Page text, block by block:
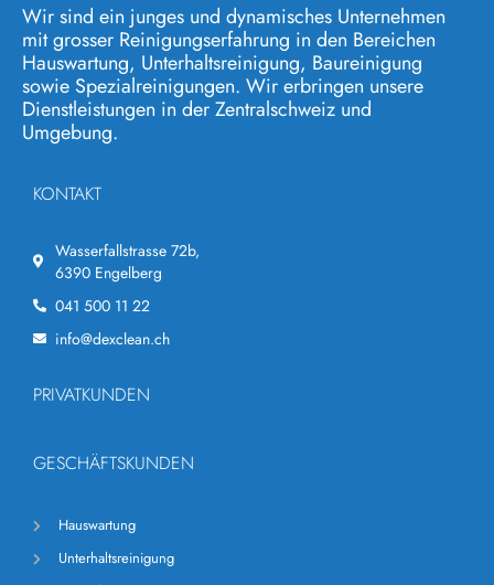
Wir sind ein junges und dynamisches Unternehmen
mit grosser Reinigungserfahrung in den Bereichen
Hauswartung, Unterhaltsreinigung, Baureinigung
sowie Spezialreinigungen. Wir erbringen unsere
Dienstleistungen in der Zentralschweiz und
Umgebung.
KONTAKT
Wasserfallstrasse 72b,
6390 Engelberg
041 500 11 22
info@dexclean.ch
PRIVATKUNDEN
GESCHÄFTSKUNDEN
Hauswartung
Unterhaltsreinigung